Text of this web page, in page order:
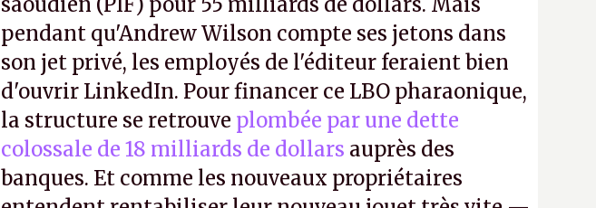
pendant qu'Andrew Wilson compte ses jetons dans
son jet privé, les employés de l'éditeur feraient bien
d'ouvrir LinkedIn. Pour financer ce LBO pharaonique,
la structure se retrouve plombée par une dette
colossale de 18 milliards de dollars auprès des
banques. Et comme les nouveaux propriétaires